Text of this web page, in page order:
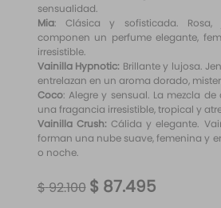
sensualidad.
Mia: Clásica y sofisticada.
componen un perfume elegante,
irresistible.
Vainilla Hypnotic: Brillante y lujosa.
entrelazan en un aroma dorado,
Coco: Alegre y sensual. La mezcla
una fragancia irresistible, tropical y
Vainilla Crush: Cálida y elegante.
forman una nube suave, femenina y
o noche.
$92.100 $ 87.495